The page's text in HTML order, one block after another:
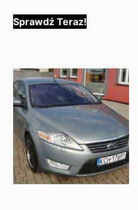
Sprawdź Teraz!